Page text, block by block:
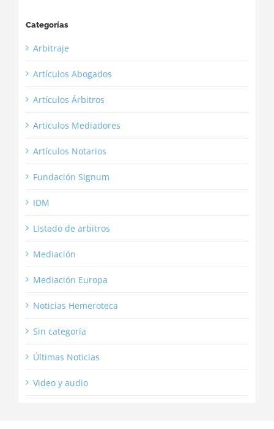
Categorías
Arbitraje
Artículos Abogados
Artículos Árbitros
Articulos Mediadores
Artículos Notarios
Fundación Signum
IDM
Listado de arbitros
Mediación
Mediación Europa
Noticias Hemeroteca
Sin categoría
Últimas Noticias
Video y audio